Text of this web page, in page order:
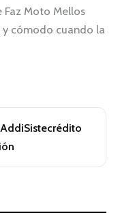
Faz Moto Mellos
y cómodo cuando la
AddiSistecrédito